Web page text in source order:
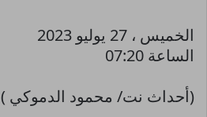
الخميس ، 27 يوليو 2023
الساعة 07:20
(أحداث نت/ محمود الدموكي )